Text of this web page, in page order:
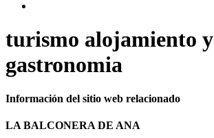
turismo alojamiento y
gastronomia
Información del sitio web relacionado
LA BALCONERA DE ANA